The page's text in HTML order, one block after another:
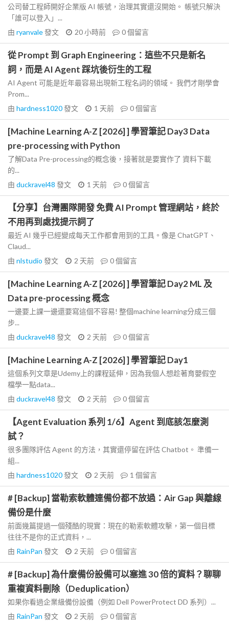
公司替工程師開好企業版 AI 帳號，治理其實還沒開始。 帳號只解決
「誰可以登入」...
由 ryanvale發文 20 小時前 0個留言
從 Prompt 到 Graph Engineering：這些不只是新名
詞，而是 AI Agent 踩坑後衍生的工程
AI Agent 可能是近年最容易出現新工程名詞的領域。 我們才剛學會
Prom...
由 hardness1020發文 1 天前 0個留言
[Machine Learning A-Z [2026] ] 學習筆記 Day3 Data
pre-processing with Python
了解Data Pre-processing的概念後，接著就是要實作了 資料下載
的...
由 duckravel48 發文 1 天前 0個留言
【分享】台灣團隊開發 免費 AI Prompt 管理網站，終於
不用再到處找提示詞了
最近 AI 幾乎已經變成每天工作都會用到的工具。像是 ChatGPT、
Claud...
由 nlstudio 發文 2 天前 0個留言
[Machine Learning A-Z [2026] ] 學習筆記 Day2 ML 及
Data pre-processing 概念
一邊要上課一邊還要寫這個不容易! 整個machine learning分成三個
步...
由 duckravel48 發文 2 天前 0個留言
[Machine Learning A-Z [2026] ] 學習筆記 Day1
這個系列文章是Udemy上的課程延伸，因為我個人想趁著育嬰假空
檔學一點data...
由 duckravel48 發文 2 天前 0個留言
【Agent Evaluation 系列 1/6】Agent 到底該怎麼測
試？
很多團隊評估 Agent 的方法，其實還停留在評估 Chatbot。 準備一
組...
由 hardness1020發文 2 天前 1 個留言
# [Backup] 當勒索軟體連備份都不放過：Air Gap 與離線
備份是什麼
前面幾篇提過一個殘酷的現實：現在的勒索軟體攻擊，第一個目標
往往不是你的正式資料，...
由 RainPan 發文 2 天前 0個留言
# [Backup] 為什麼備份設備可以塞進 30 倍的資料？聊聊
重複資料刪除（Deduplication）
如果你看過企業級備份設備（例如 Dell PowerProtect DD 系列）...
由 RainPan 發文 2 天前 0個留言